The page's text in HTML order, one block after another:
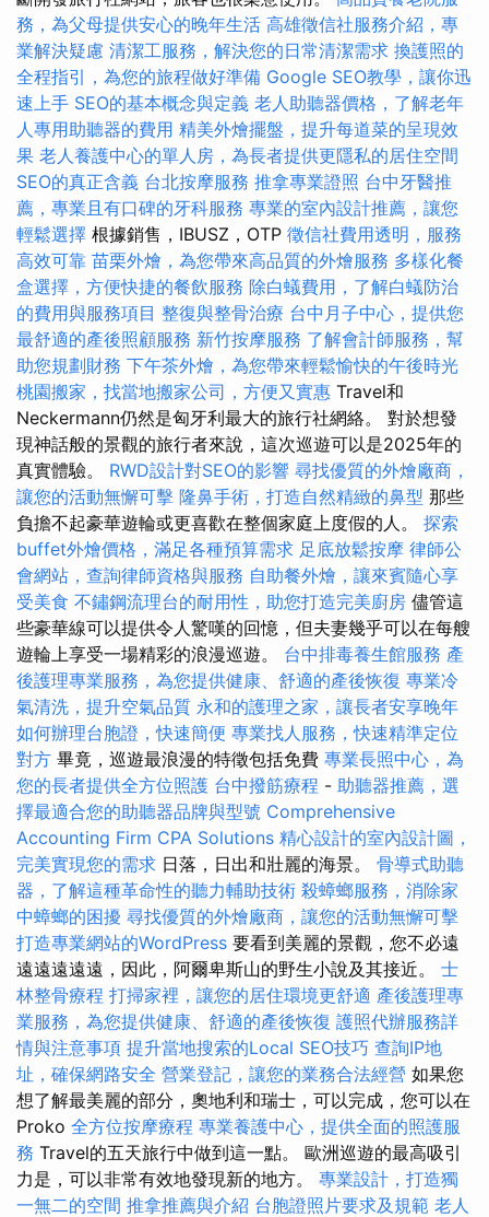
務，為父母提供安心的晚年生活 高雄徵信社服務介紹，專
業解決疑慮 清潔工服務，解決您的日常清潔需求 換護照的
全程指引，為您的旅程做好準備 Google SEO教學，讓你迅
速上手 SEO的基本概念與定義 老人助聽器價格，了解老年
人專用助聽器的費用 精美外燴擺盤，提升每道菜的呈現效
果 老人養護中心的單人房，為長者提供更隱私的居住空間
SEO的真正含義 台北按摩服務 推拿專業證照 台中牙醫推
薦，專業且有口碑的牙科服務 專業的室內設計推薦，讓您
輕鬆選擇 根據銷售，IBUSZ，OTP 徵信社費用透明，服務
高效可靠 苗栗外燴，為您帶來高品質的外燴服務 多樣化餐
盒選擇，方便快捷的餐飲服務 除白蟻費用，了解白蟻防治
的費用與服務項目 整復與整骨治療 台中月子中心，提供您
最舒適的產後照顧服務 新竹按摩服務 了解會計師服務，幫
助您規劃財務 下午茶外燴，為您帶來輕鬆愉快的午後時光
桃園搬家，找當地搬家公司，方便又實惠 Travel和
Neckermann仍然是匈牙利最大的旅行社網絡。 對於想發
現神話般的景觀的旅行者來說，這次巡遊可以是2025年的
真實體驗。 RWD設計對SEO的影響 尋找優質的外燴廠商，
讓您的活動無懈可擊 隆鼻手術，打造自然精緻的鼻型 那些
負擔不起豪華遊輪或更喜歡在整個家庭上度假的人。 探索
buffet外燴價格，滿足各種預算需求 足底放鬆按摩 律師公
會網站，查詢律師資格與服務 自助餐外燴，讓來賓隨心享
受美食 不鏽鋼流理台的耐用性，助您打造完美廚房 儘管這
些豪華線可以提供令人驚嘆的回憶，但夫妻幾乎可以在每艘
遊輪上享受一場精彩的浪漫巡遊。 台中排毒養生館服務 產
後護理專業服務，為您提供健康、舒適的產後恢復 專業冷
氣清洗，提升空氣品質 永和的護理之家，讓長者安享晚年
如何辦理台胞證，快速簡便 專業找人服務，快速精準定位
對方 畢竟，巡遊最浪漫的特徵包括免費 專業長照中心，為
您的長者提供全方位照護 台中撥筋療程 - 助聽器推薦，選
擇最適合您的助聽器品牌與型號 Comprehensive
Accounting Firm CPA Solutions 精心設計的室內設計圖，
完美實現您的需求 日落，日出和壯麗的海景。 骨導式助聽
器，了解這種革命性的聽力輔助技術 殺蟑螂服務，消除家
中蟑螂的困擾 尋找優質的外燴廠商，讓您的活動無懈可擊
打造專業網站的WordPress 要看到美麗的景觀，您不必遠
遠遠遠遠遠，因此，阿爾卑斯山的野生小說及其接近。 士
林整骨療程 打掃家裡，讓您的居住環境更舒適 產後護理專
業服務，為您提供健康、舒適的產後恢復 護照代辦服務詳
情與注意事項 提升當地搜索的Local SEO技巧 查詢IP地
址，確保網路安全 營業登記，讓您的業務合法經營 如果您
想了解最美麗的部分，奧地利和瑞士，可以完成，您可以在
Proko 全方位按摩療程 專業養護中心，提供全面的照護服
務 Travel的五天旅行中做到這一點。 歐洲巡遊的最高吸引
力是，可以非常有效地發現新的地方。 專業設計，打造獨
一無二的空間 推拿推薦與介紹 台胞證照片要求及規範 老人